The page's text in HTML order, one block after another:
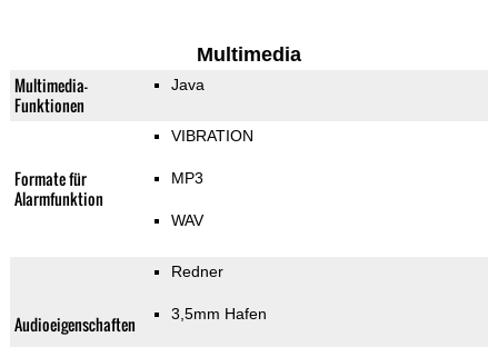
Multimedia
Multimedia-
Funktionen
Java
Formate für
Alarmfunktion
VIBRATION
MP3
WAV
Audioeigenschaften
Redner
3,5mm Hafen